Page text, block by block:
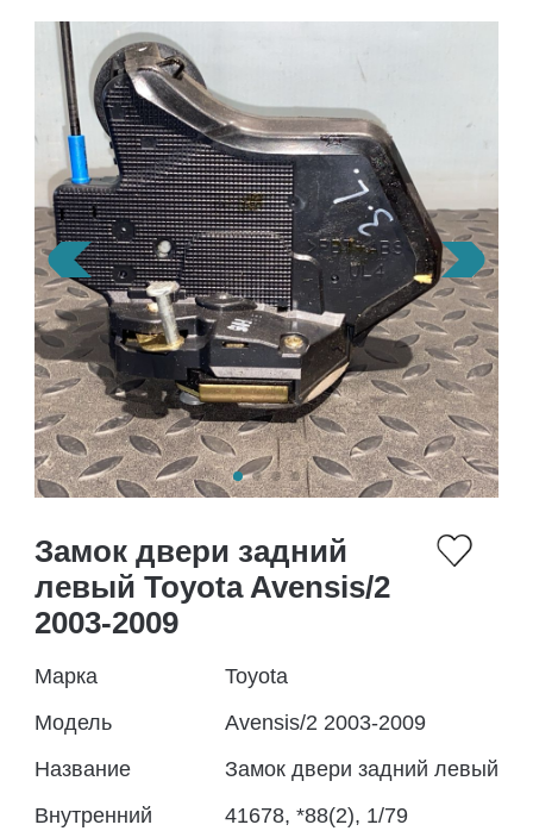
Замок двери задний
левый Toyota Avensis/2
2003-2009
Марка
Toyota
Модель
Avensis/2 2003-2009
Название
Замок двери задний левый
Внутренний
41678, *88(2), 1/79